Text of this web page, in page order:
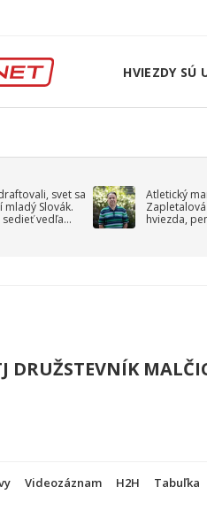
HVIEZDY SÚ
svet sa
mladý Slovák.
sedieť vedľa
Atletický
hviezda,
DRUŽSTEVNÍK
Videozáznam H2H Tabuľka